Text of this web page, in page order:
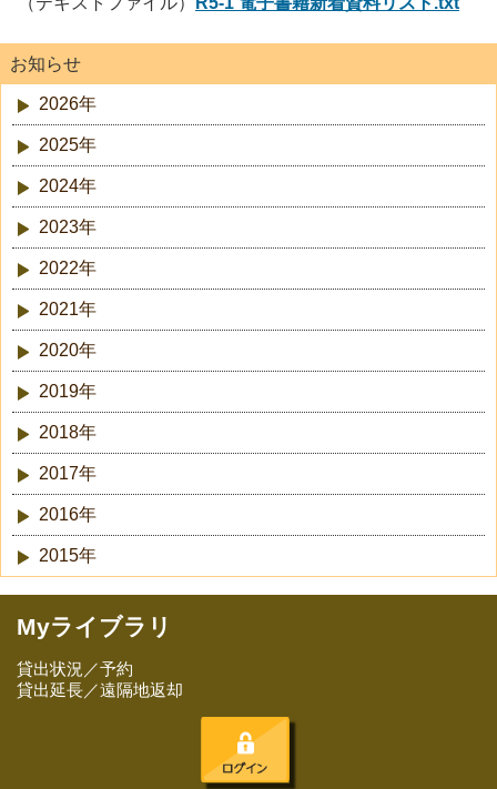
お知らせ
2026年
2025年
2024年
2023年
2022年
2021年
2020年
2019年
2018年
2017年
2016年
2015年
Myライブラリ
貸出状況／予約
貸出延長／遠隔地返却